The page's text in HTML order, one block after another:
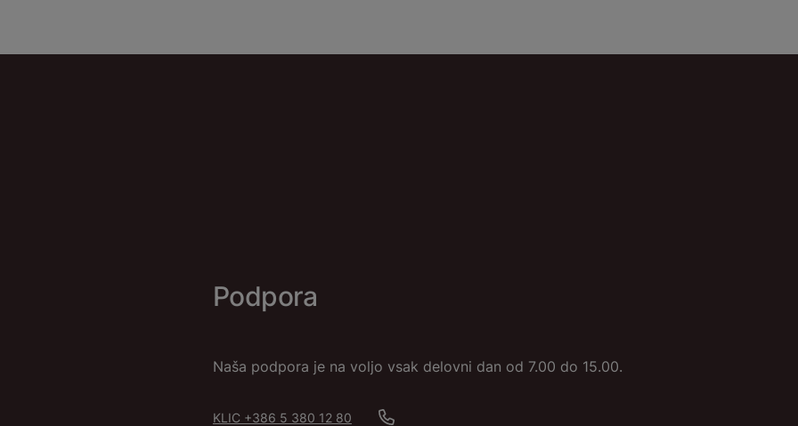
Podpora
Naša podpora je na voljo vsak delovni dan od 7.00 do 15.00.
KLIC +386 5 380 12 80